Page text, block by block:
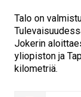
Talo on
Jokerin
yliopiston ja
kilometriä.